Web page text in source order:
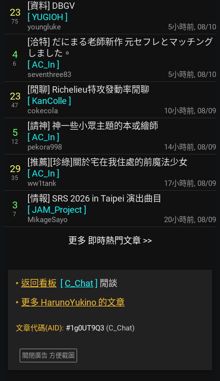
23
75
[資料] DBGV
[YUGIOH ]
youngluke 5小時前, 08/10
4
6
[洽特] だにまる老師新作 元セフレとマッチング
しました。
[AC_In ]
seventhree83 5小時前, 08/10
23
47
[閒聊] Richelieu特攻發動率閒聊
[ KanColle ]
cokecola 10小時前, 08/09
5
12
[請神] 神一些小眾主題的本或繪師
[AC_In ]
pekora998 14小時前, 08/09
29
35
[推薦][珍綠]關於宅在我住處的前魔法少女
[AC_In ]
ww1tank 17小時前, 08/09
3
7
[情報] SRS 2026 in Taipei 演出曲目
[JAM_Project]
MikageSayo 20小時前, 08/09
更多 即時熱門文章 >>
‣ 返回看板 [ C_Chat] 閒談
‣ 更多 HarunoYukino 的文章
文章代碼(AID): #1g0UT9Q3 (C_Chat)
關閉廣告 方便截圖